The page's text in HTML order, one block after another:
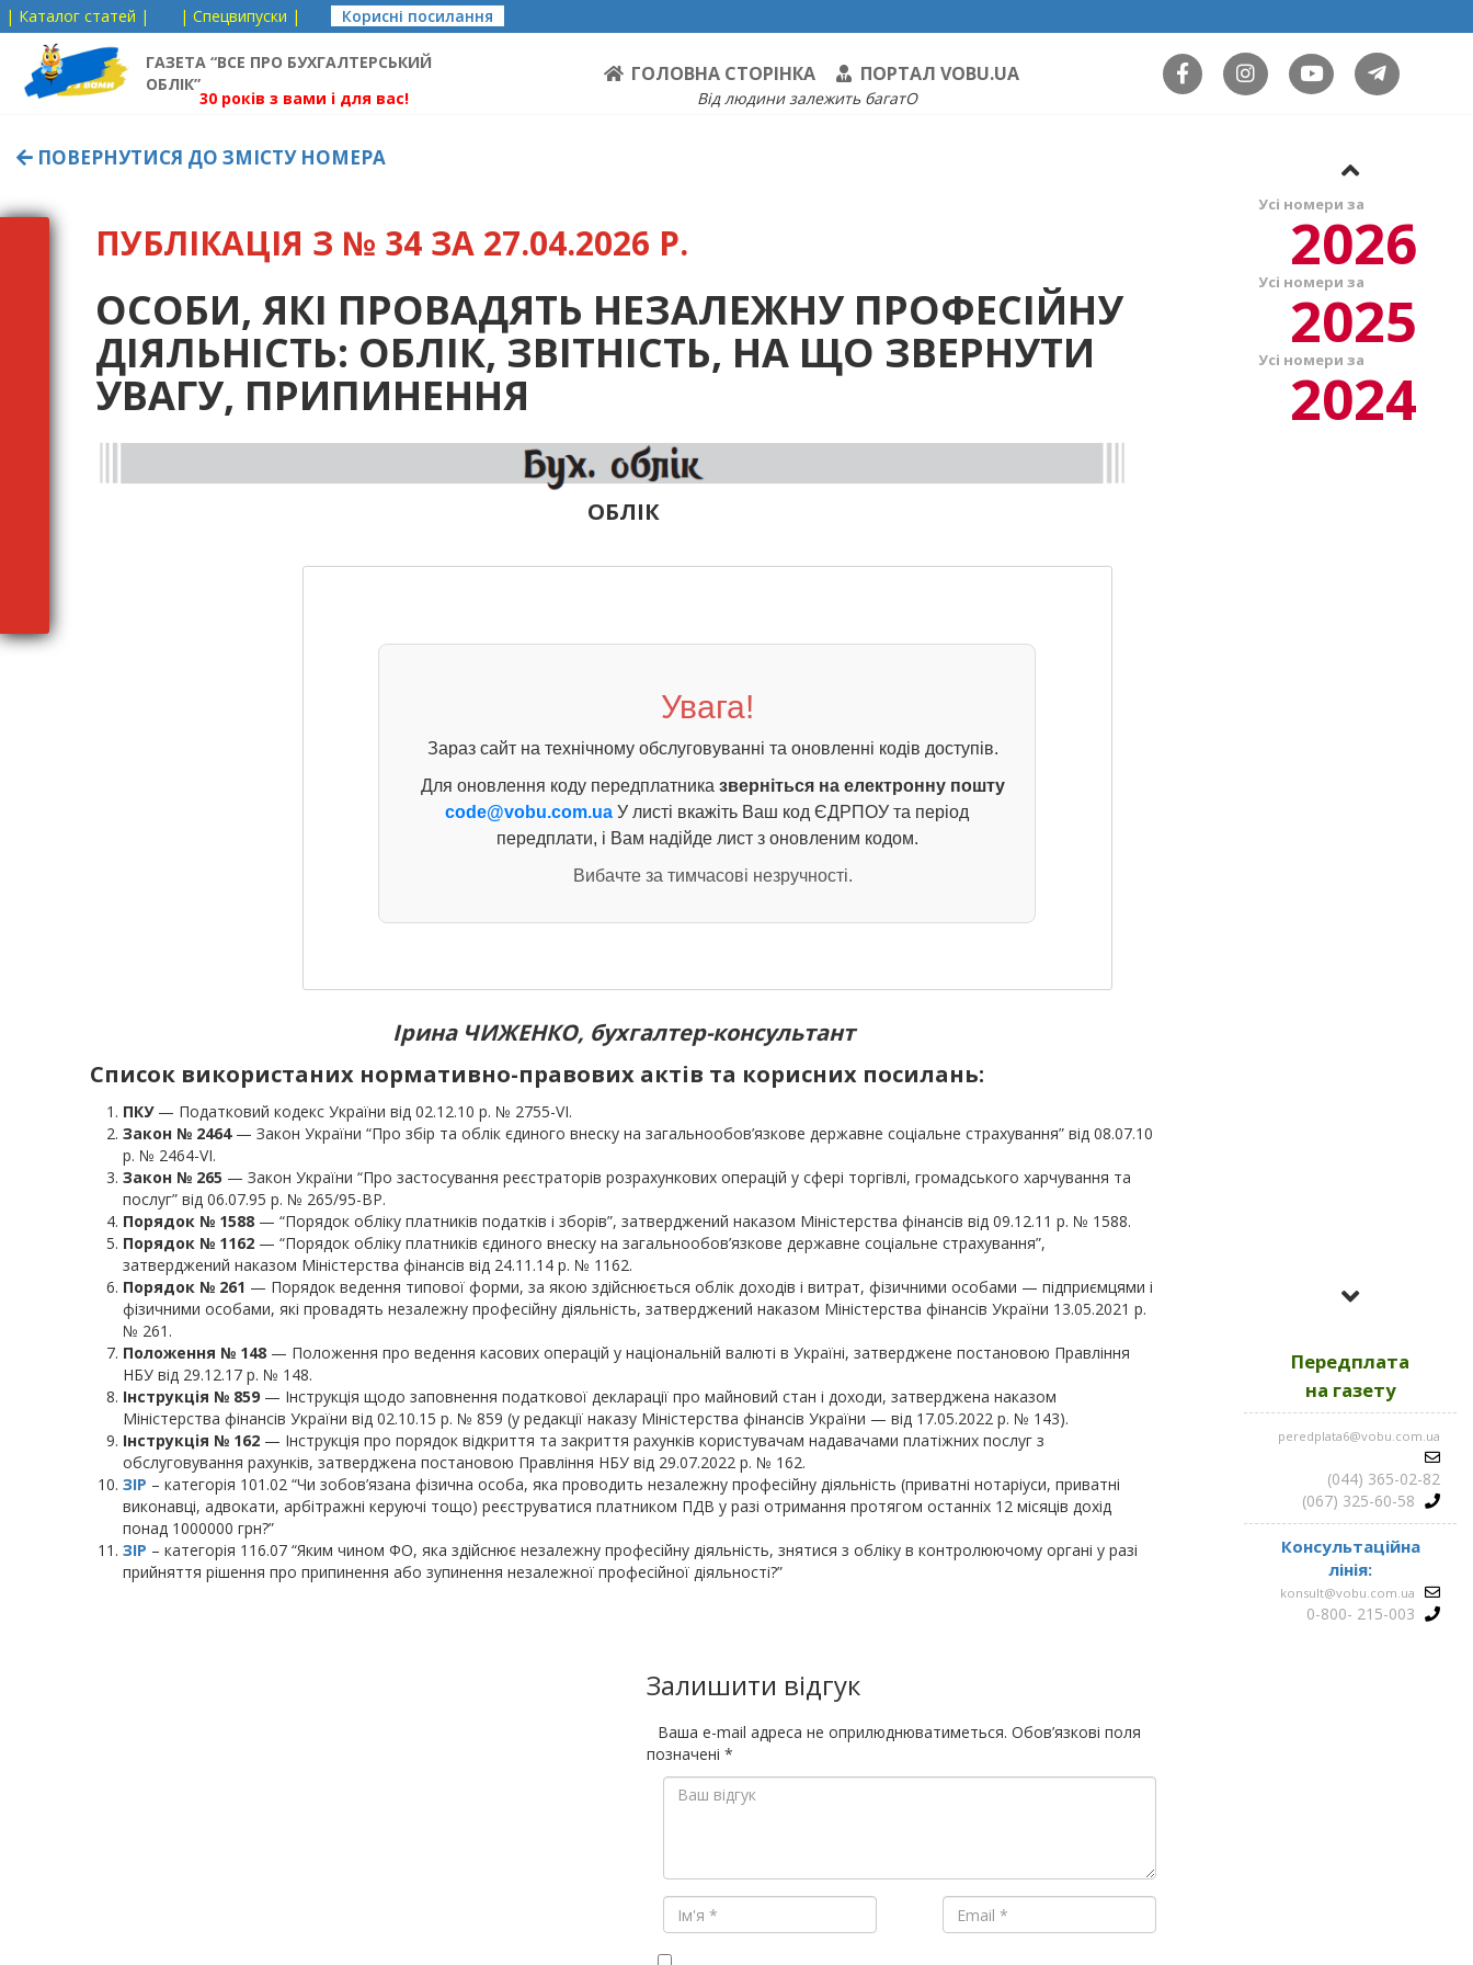
| Каталог статей | | Спецвипуски | Корисні посилання
ГАЗЕТА “ВСЕ ПРО БУХГАЛТЕРСЬКИЙ
ОБЛІК”
ГОЛОВНА СТОРІНКА ПОРТАЛ VOBU.UA
30 років з вами і для вас! Від людини залежить багатО
ПОВЕРНУТИСЯ ДО ЗМІСТУ НОМЕРА
ПУБЛІКАЦІЯ З № 34 ЗА 27.04.2026 Р.
ОСОБИ, ЯКІ ПРОВАДЯТЬ НЕЗАЛЕЖНУ ПРОФЕСІЙНУ
ДІЯЛЬНІСТЬ: ОБЛІК, ЗВІТНІСТЬ, НА ЩО ЗВЕРНУТИ
УВАГУ, ПРИПИНЕННЯ
ОБЛІК
Увага!
Зараз сайт на технічному обслуговуванні та оновленні кодів доступів.
Для оновлення коду передплатника зверніться на електронну пошту
code@vobu.com.ua У листі вкажіть Ваш код ЄДРПОУ та період
передплати, і Вам надійде лист з оновленим кодом.
Вибачте за тимчасові незручності.
Ірина ЧИЖЕНКО, бухгалтер-консультант
Список використаних нормативно-правових актів та корисних посилань:
ПКУ— Податковий кодекс України від 02.12.10 р. № 2755-VI.
Закон № 2464— Закон України “Про збір та облік єдиного внеску на загальнообов’язкове державне соціальне страхування” від 08.07.10
р. № 2464-VI.
Закон № 265 — Закон України “Про застосування реєстраторів розрахункових операцій у сфері торгівлі, громадського харчування та
послуг” від 06.07.95 р. № 265/95-ВР.
Порядок № 1588 — “Порядок обліку платників податків і зборів”, затверджений наказом Міністерства фінансів від 09.12.11 р. № 1588.
Порядок № 1162 — “Порядок обліку платників єдиного внеску на загальнообов’язкове державне соціальне страхування”,
затверджений наказом Міністерства фінансів від 24.11.14 р. № 1162.
Порядок № 261 — Порядок ведення типової форми, за якою здійснюється облік доходів і витрат, фізичними особами — підприємцями і
фізичними особами, які провадять незалежну професійну діяльність, затверджений наказом Міністерства фінансів України 13.05.2021 р.
№ 261.
Положення № 148 — Положення про ведення касових операцій у національній валюті в Україні, затверджене постановою Правління
НБУ від 29.12.17 р. № 148.
Інструкція № 859 — Інструкція щодо заповнення податкової декларації про майновий стан і доходи, затверджена наказом
Міністерства фінансів України від 02.10.15 р. № 859 (у редакції наказу Міністерства фінансів України — від 17.05.2022 р. № 143).
Інструкція № 162 — Інструкція про порядок відкриття та закриття рахунків користувачам надавачами платіжних послуг з
обслуговування рахунків, затверджена постановою Правління НБУ від 29.07.2022 р. № 162.
ЗІР – категорія 101.02 “Чи зобов’язана фізична особа, яка проводить незалежну професійну діяльність (приватні нотаріуси, приватні
виконавці, адвокати, арбітражні керуючі тощо) реєструватися платником ПДВ у разі отримання протягом останніх 12 місяців дохід
понад 1000000 грн?”
ЗІР – категорія 116.07 “Яким чином ФО, яка здійснює незалежну професійну діяльність, знятися з обліку в контролюючому органі у разі
прийняття рішення про припинення або зупинення незалежної професійної діяльності?”
Залишити відгук
Ваша e-mail адреса не оприлюднюватиметься. Обов’язкові поля
позначені *
Усі номери за
2026
Усі номери за
2025
Усі номери за
2024
2023
Усі номери за
2022
Усі номери за
2021
Передплата
на газету
peredplata6@vobu.com.ua
(044) 365-02-82
(067) 325-60-58
Консультаційна
лінія:
konsult@vobu.com.ua
0-800- 215-003